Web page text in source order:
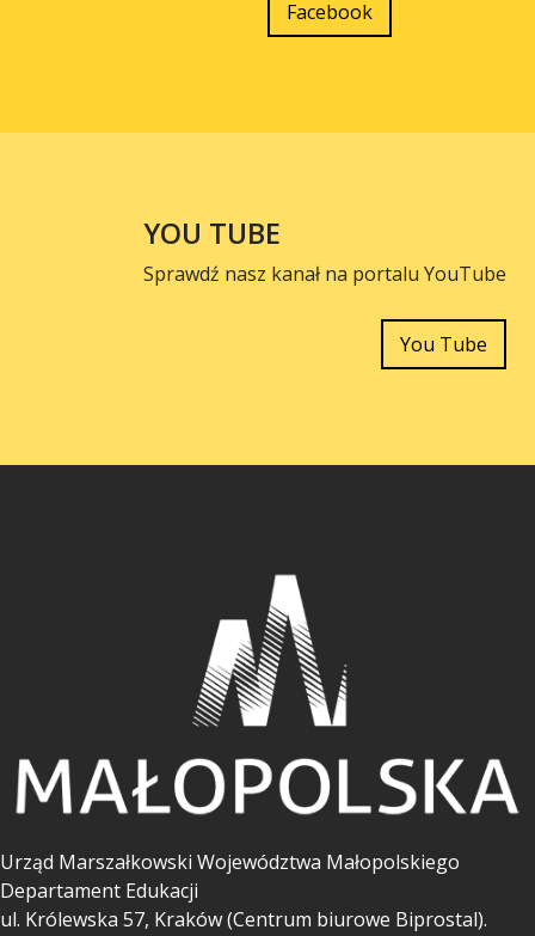
Facebook
YOU TUBE
Sprawdź nasz kanał na portalu YouTube
You Tube
Urząd Marszałkowski Województwa Małopolskiego
Departament Edukacji
ul. Królewska 57, Kraków (Centrum biurowe Biprostal).